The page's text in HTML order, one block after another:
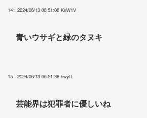
14 : 2024/06/13 06:51:06 KsW1V
青いウサギと緑のタヌキ
15 : 2024/06/13 06:51:38 hwyIL
芸能界は犯罪者に優しいね